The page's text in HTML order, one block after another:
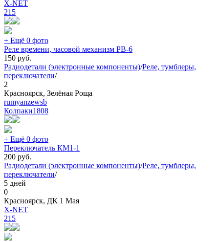
X-NET
215
+ Ещё 0 фото
Реле времени, часовой механизм РВ-6
150 руб.
Радиодетали (электронные компоненты)/Реле, тумблеры,
переключатели/
2
Красноярск, Зелёная Роща
rumyanzewsb
Колпаки1808
+ Ещё 0 фото
Переключатель КМ1-1
200 руб.
Радиодетали (электронные компоненты)/Реле, тумблеры,
переключатели/
5 дней
0
Красноярск, ДК 1 Мая
X-NET
215